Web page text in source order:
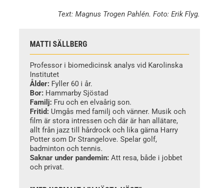
Text: Magnus Trogen Pahlén. Foto: Erik Flyg.
MATTI SÄLLBERG
Professor i biomedicinsk analys vid Karolinska
Institutet
Ålder: Fyller 60 i år.
Bor: Hammarby Sjöstad
Familj: Fru och en elvaårig son.
Fritid: Umgås med familj och vänner. Musik och
film är stora intressen och där är han allätare,
allt från jazz till hårdrock och lika gärna Harry
Potter som Dr Strangelove. Spelar golf,
badminton och tennis.
Saknar under pandemin: Att resa, både i jobbet
och privat.